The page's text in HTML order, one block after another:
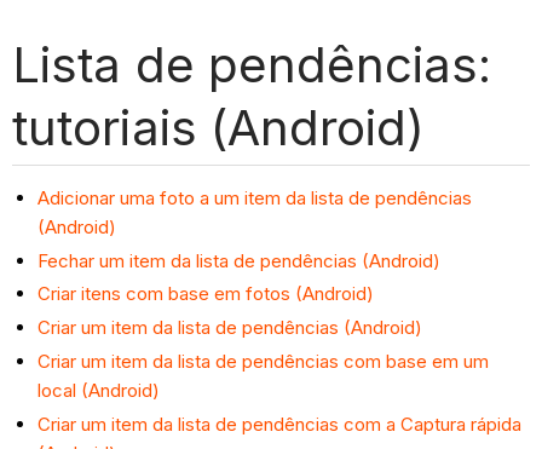
Lista de pendências:
tutoriais (Android)
Adicionar uma foto a um item da lista de pendências
(Android)
Fechar um item da lista de pendências (Android)
Criar itens com base em fotos (Android)
Criar um item da lista de pendências (Android)
Criar um item da lista de pendências com base em um
local (Android)
Criar um item da lista de pendências com a Captura rápida